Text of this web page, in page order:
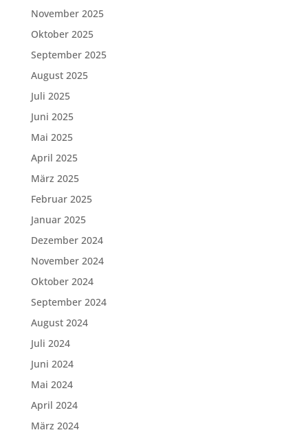
November 2025
Oktober 2025
September 2025
August 2025
Juli 2025
Juni 2025
Mai 2025
April 2025
März 2025
Februar 2025
Januar 2025
Dezember 2024
November 2024
Oktober 2024
September 2024
August 2024
Juli 2024
Juni 2024
Mai 2024
April 2024
März 2024